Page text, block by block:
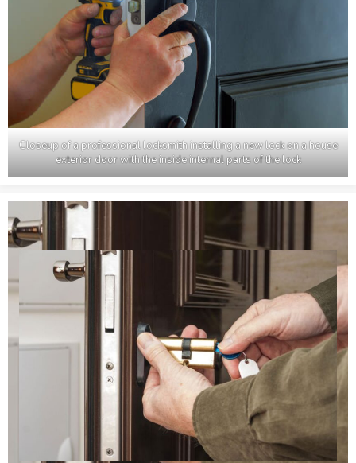
Closeup of a professional locksmith installing a new lock on a house
exterior door with the inside internal parts of the lock